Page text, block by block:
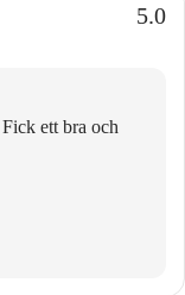
5.0
ett bra och